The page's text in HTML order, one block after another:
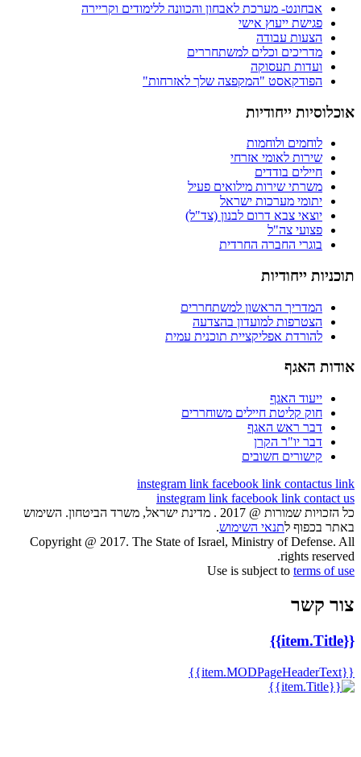
אבחונט- מערכת לאבחון והכוונה ללימודים וקריירה
פגישת ייעוץ אישי
הצעות עבודה
מדריכים וכלים למשתחררים
ועדות תעסוקה
הפודקאסט "המקפצה שלך לאזרחות"
ייחודיות
לוחמים ולוחמות
שירות לאומי אזרחי
חיילים בודדים
משרתי שירות מילואים פעיל
יתומי מערכות ישראל
יוצאי צבא דרום לבנון (צד"ל)
פצועי צה"ל
בוגרי החברה החרדית
ייחודיות
המדריך הראשון למשתחררים
הצטרפות למועדון בהצדעה
להורדת אפליקציית תוכנית עמית
האגף
ייעוד האגף
חוק קליטת חיילים משוחררים
דבר ראש האגף
דבר יו"ר הקרן
קישורים חשובים
instegram link facebook link
instegram link facebook link
כל הזכויות שמורות @ 2017 . מדינת ישראל, משרד הביטחון. השימוש
בכפוף לתנאי השימוש.
Copyright @ 2017. The State of Israel, Ministry of
rights
Use is subject toterms
קשר